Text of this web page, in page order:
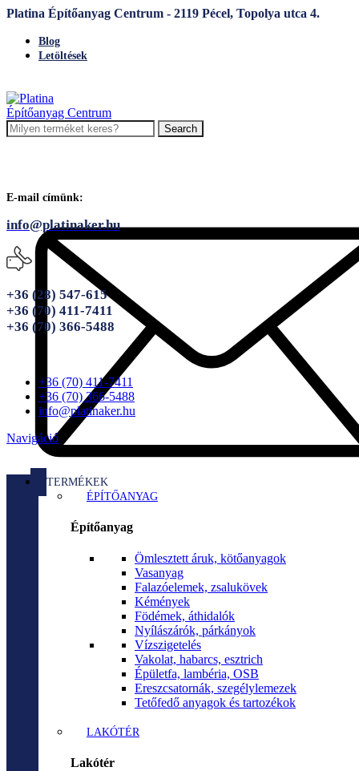
Platina Építőanyag Centrum - 2119 Pécel, Topolya utca 4.
Blog
Letöltések
Search
E-mail címünk:
info@platinaker.hu
+36 (28) 547-615
+36 (70) 411-7411
+36 (70) 366-5488
+36 (70) 411-7411
+36 (70) 366-5488
info@platinaker.hu
Navigáció
TERMÉKEK
ÉPÍTŐANYAG
Építőanyag
Ömlesztett áruk, kötőanyagok
Vasanyag
Falazóelemek, zsalukövek
Kémények
Födémek, áthidalók
Nyílászárók, párkányok
Vízszigetelés
Vakolat, habarcs, esztrich
Épületfa, lambéria, OSB
Ereszcsatornák, szegélylemezek
Tetőfedő anyagok és tartozékok
LAKÓTÉR
Lakótér